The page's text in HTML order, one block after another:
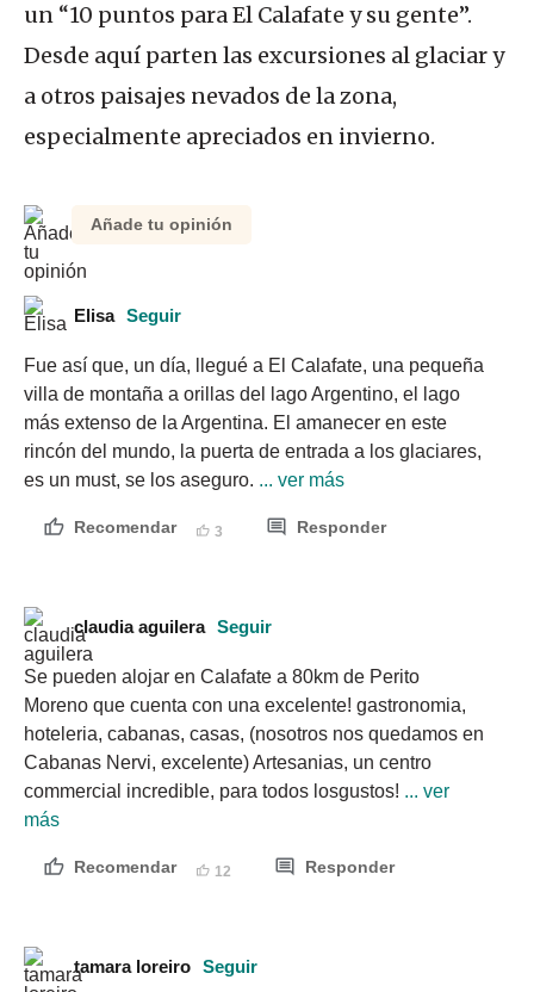
un “10 puntos para El Calafate y su gente”.
Desde aquí parten las excursiones al glaciar y
a otros paisajes nevados de la zona,
especialmente apreciados en invierno.
Añade tu opinión
Elisa Seguir
Fue así que, un día, llegué a El Calafate, una pequeña
villa de montaña a orillas del lago Argentino, el lago
más extenso de la Argentina. El amanecer en este
rincón del mundo, la puerta de entrada a los glaciares,
es un must, se los aseguro. ... ver más
Recomendar 3 Responder
claudia aguilera Seguir
Se pueden alojar en Calafate a 80km de Perito
Moreno que cuenta con una excelente! gastronomia,
hoteleria, cabanas, casas, (nosotros nos quedamos en
Cabanas Nervi, excelente) Artesanias, un centro
commercial incredible, para todos losgustos! ... ver
más
Recomendar 12 Responder
tamara loreiro Seguir